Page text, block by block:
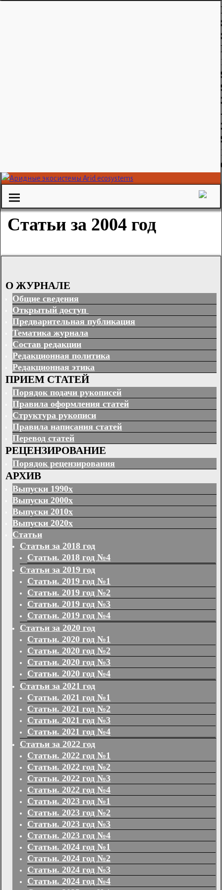
Статьи за 2004 год
О ЖУРНАЛЕ
Общие сведения
Открытый доступ
Предварительная публикация
Тематика журнала
Состав редакции
Редакционная политика
Редакционная этика
ПРИЕМ СТАТЕЙ
Порядок подачи рукописей
Правила оформления статей
Структура рукописи
Правила написания статей
Перевод статей
РЕЦЕНЗИРОВАНИЕ
Порядок рецензирования
АРХИВ
Выпуски 1990х
Выпуски 2000х
Выпуски 2010х
Выпуски 2020х
Статьи
Статьи за 2018 год
Статьи. 2018 год №4
Статьи за 2019 год
Статьи. 2019 год №1
Статьи. 2019 год №2
Статьи. 2019 год №3
Статьи. 2019 год №4
Статьи за 2020 год
Статьи. 2020 год №1
Статьи. 2020 год №2
Статьи. 2020 год №3
Статьи. 2020 год №4
Статьи за 2021 год
Статьи. 2021 год №1
Статьи. 2021 год №2
Статьи. 2021 год №3
Статьи. 2021 год №4
Статьи за 2022 год
Статьи. 2022 год №1
Статьи. 2022 год №2
Статьи. 2022 год №3
Статьи. 2022 год №4
Статьи. 2023 год №1
Статьи. 2023 год №2
Статьи. 2023 год №3
Статьи. 2023 год №4
Статьи. 2024 год №1
Статьи. 2024 год №2
Статьи. 2024 год №3
Статьи. 2024 год №4